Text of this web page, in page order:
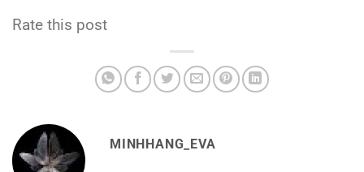
Rate this post
MINHHANG_EVA